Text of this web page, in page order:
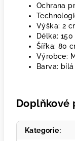
Ochrana
Výška: 2
Délka: 150
Šířka: 80
Výrobce:
Barva: bílá
Doplňkové
Kategorie: